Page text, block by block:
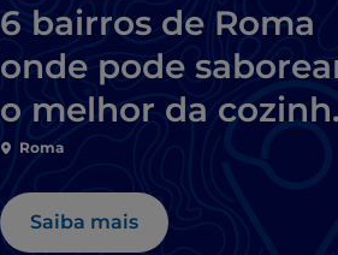
6 bairros de Roma
onde pode
o melhor da
típica
Roma
Saiba mais